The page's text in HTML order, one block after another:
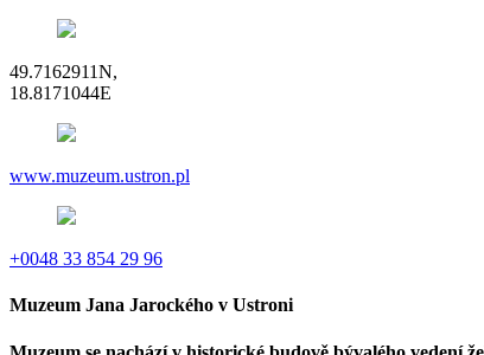
49.7162911N,
18.8171044E
www.muzeum.ustron.pl
+0048 33 854 29 96
Muzeum Jana Jarockého v Ustroni